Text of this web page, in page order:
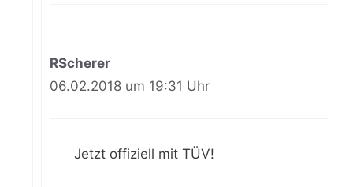
RScherer
06.02.2018 um 19:31 Uhr
Jetzt offiziell mit TÜV!